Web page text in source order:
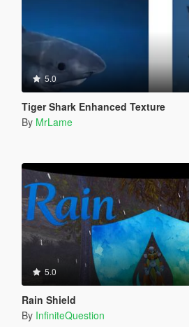
5.0
Tiger Shark Enhanced Texture
By MrLame
5.0
Rain Shield
By InfiniteQuestion